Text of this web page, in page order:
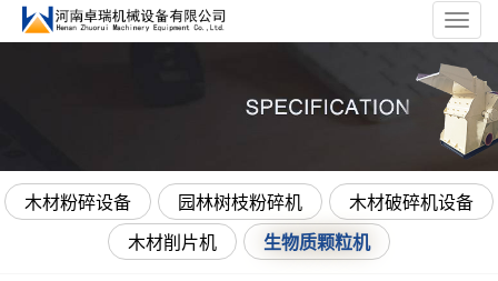
木材粉碎设备 园林树枝粉碎机
木材破碎机设备
木材削片机
生物质颗粒机